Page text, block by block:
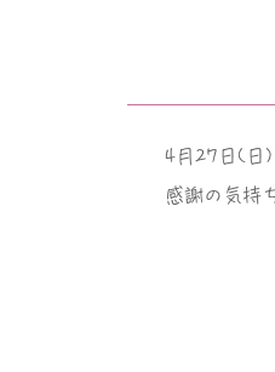
4月27日(日
感謝の気持